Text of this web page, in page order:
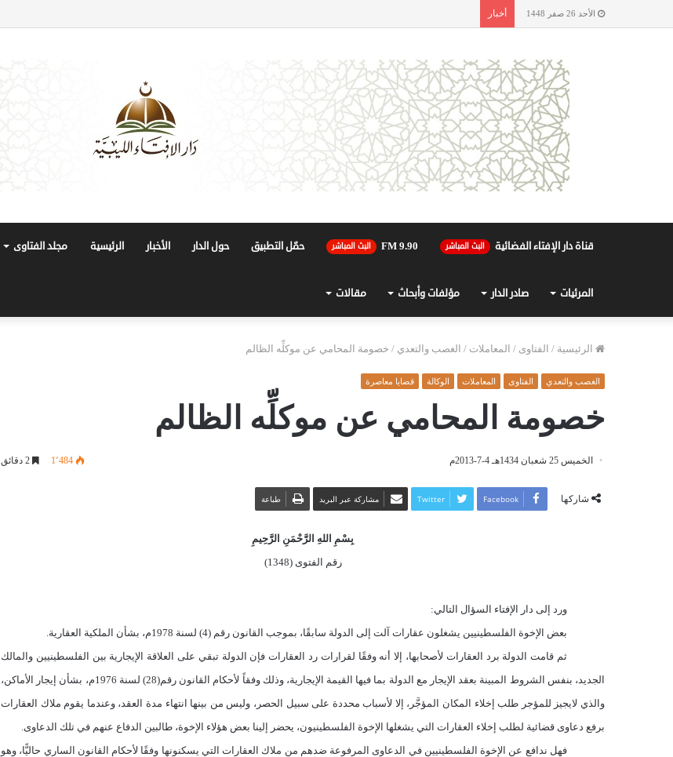
الأحد 26 صفر 1448 أخبار
قناة دار الإفتاء الفضائية البث المباشر 90.FM 9 البث المباشر حمّل التطبيق حول الدار الأخبار الرئيسية مجلد الفتاوى
المرئيات صادر الدار مؤلفات وأبحاث مقالات
الرئيسية / الفتاوى / المعاملات / الغصب والتعدي / خصومة المحامي عن موكلِّه الظالم
الغصب والتعدي الفتاوى المعاملات الوكالة قضايا معاصرة
خصومة المحامي عن موكلِّه الظالم
الخميس 25 شعبان 1434هـ 4-7-2013م 1٬484
شاركها Facebook
Twitter مشاركة عبر البريد طباعة
بِسْمِ اللهِ الرَّحْمَنِ الرَّحِيمِ
رقم الفتوى (1348)
ورد إلى دار الإفتاء السؤال التالي:
بعض الإخوة الفلسطينيين يشغلون عقارات آلت إلى الدولة سابقًا، بموجب القانون رقم (4) لسنة 1978م، بشأن الملكية
العقارية.
ثم قامت الدولة برد العقارات لأصحابها، إلا أنه وفقًا لقرارات رد العقارات فإن الدولة تبقي على العلاقة الإيجارية بين الفلسطينيين والمالك
الجديد، بنفس الشروط المبينة بعقد الإيجار مع الدولة بما فيها القيمة الإيجارية، وذلك وفقاً لأحكام القانون رقم(28) لسنة 1976م، بشأن إيجار الأماكن،
والذي لايجيز للمؤجر طلب إخلاء المكان المؤجَّر، إلا لأسباب محددة على سبيل الحصر، وليس من بينها انتهاء مدة العقد، وعندما يقوم ملاك العقارات
برفع دعاوى قضائية لطلب إخلاء العقارات التي يشغلها الإخوة الفلسطينيون، يحضر إلينا بعض هؤلاء الإخوة، طالبين الدفاع عنهم في تلك الدعاوى.
فهل ندافع عن الإخوة الفلسطينيين في الدعاوى المرفوعة ضدهم من ملاك العقارات التي يسكنونها وفقًا لأحكام القانون الساري حاليًّا، وهو